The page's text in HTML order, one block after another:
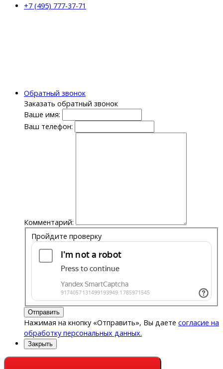
+7 (495) 777-37-71
Обратный звонок
Заказать обратный звонок
Ваше имя:
Ваш телефон:
Комментарий:
Пройдите проверку
Отправить
Нажимая на кнопку «Отправить», Вы даете согласие на
обработку персональных данных.
Закрыть